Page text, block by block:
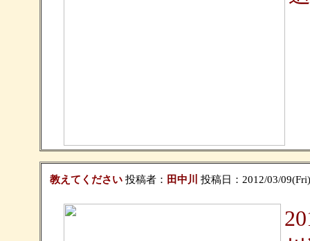
教えてください投稿者： 田中川 投稿日：2012/03/